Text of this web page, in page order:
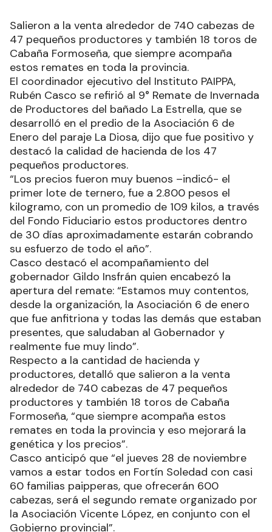
Salieron a la venta alrededor de 740 cabezas de
47 pequeños productores y también 18 toros de
Cabaña Formoseña, que siempre acompaña
estos remates en toda la provincia.
El coordinador ejecutivo del Instituto PAIPPA,
Rubén Casco se refirió al 9° Remate de Invernada
de Productores del bañado La Estrella, que se
desarrolló en el predio de la Asociación 6 de
Enero del paraje La Diosa, dijo que fue positivo y
destacó la calidad de hacienda de los 47
pequeños productores.
“Los precios fueron muy buenos –indicó- el
primer lote de ternero, fue a 2.800 pesos el
kilogramo, con un promedio de 109 kilos, a través
del Fondo Fiduciario estos productores dentro
de 30 días aproximadamente estarán cobrando
su esfuerzo de todo el año”.
Casco destacó el acompañamiento del
gobernador Gildo Insfrán quien encabezó la
apertura del remate: “Estamos muy contentos,
desde la organización, la Asociación 6 de enero
que fue anfitriona y todas las demás que estaban
presentes, que saludaban al Gobernador y
realmente fue muy lindo”.
Respecto a la cantidad de hacienda y
productores, detalló que salieron a la venta
alrededor de 740 cabezas de 47 pequeños
productores y también 18 toros de Cabaña
Formoseña, “que siempre acompaña estos
remates en toda la provincia y eso mejorará la
genética y los precios”.
Casco anticipó que “el jueves 28 de noviembre
vamos a estar todos en Fortín Soledad con casi
60 familias paipperas, que ofrecerán 600
cabezas, será el segundo remate organizado por
la Asociación Vicente López, en conjunto con el
Gobierno provincial”.